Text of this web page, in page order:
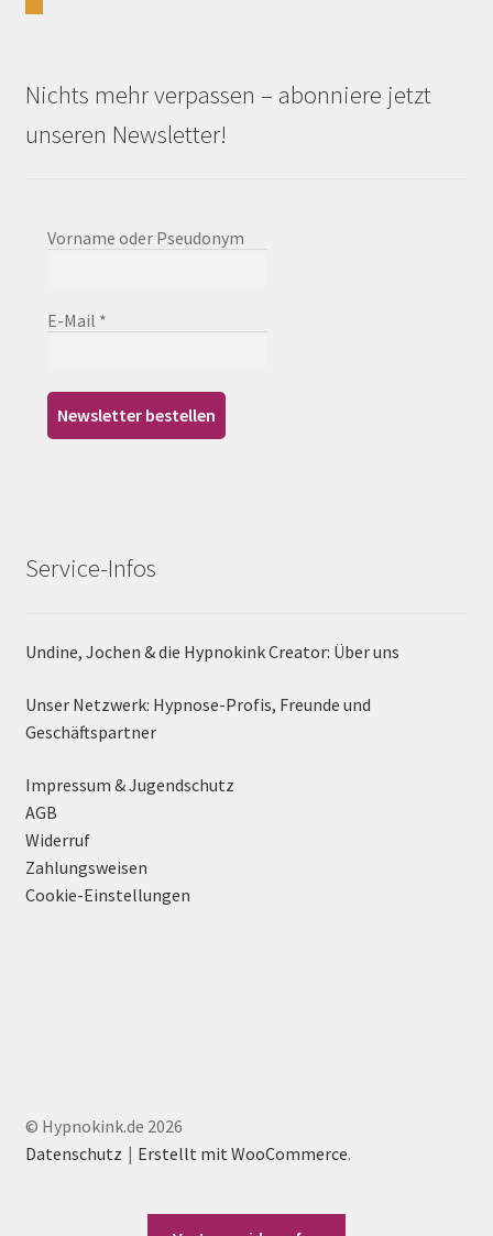
Nichts mehr verpassen – abonniere jetzt
unseren Newsletter!
Vorname oder Pseudonym
E-Mail *
Service-Infos
Undine, Jochen & die Hypnokink Creator: Über uns
Unser Netzwerk: Hypnose-Profis, Freunde und
Geschäftspartner
Impressum & Jugendschutz
AGB
Widerruf
Zahlungsweisen
Cookie-Einstellungen
© Hypnokink.de 2026
Datenschutz
Erstellt mit WooCommerce.